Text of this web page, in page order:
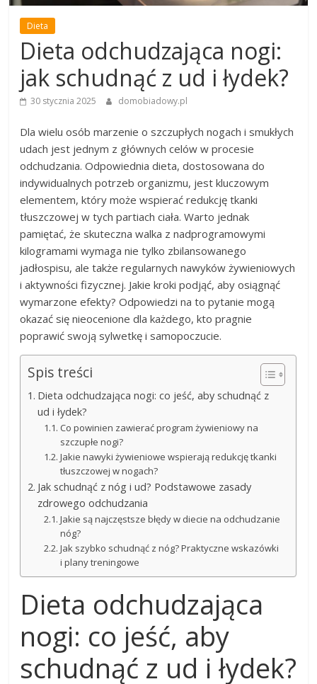
Dieta
Dieta odchudzająca nogi:
jak schudnąć z ud i łydek?
30 stycznia 2025 domobiadowy.pl
Dla wielu osób marzenie o szczupłych nogach i smukłych
udach jest jednym z głównych celów w procesie
odchudzania. Odpowiednia dieta, dostosowana do
indywidualnych potrzeb organizmu, jest kluczowym
elementem, który może wspierać redukcję tkanki
tłuszczowej w tych partiach ciała. Warto jednak
pamiętać, że skuteczna walka z nadprogramowymi
kilogramami wymaga nie tylko zbilansowanego
jadłospisu, ale także regularnych nawyków żywieniowych
i aktywności fizycznej. Jakie kroki podjąć, aby osiągnąć
wymarzone efekty? Odpowiedzi na to pytanie mogą
okazać się nieocenione dla każdego, kto pragnie
poprawić swoją sylwetkę i samopoczucie.
Spis treści
Dieta odchudzająca nogi: co jeść, aby schudnąć z
ud i łydek?
Co powinien zawierać program żywieniowy na
szczupłe nogi?
Jakie nawyki żywieniowe wspierają redukcję tkanki
tłuszczowej w nogach?
Jak schudnąć z nóg i ud? Podstawowe zasady
zdrowego odchudzania
Jakie są najczęstsze błędy w diecie na odchudzanie
nóg?
Jak szybko schudnąć z nóg? Praktyczne wskazówki
i plany treningowe
Dieta odchudzająca
nogi: co jeść, aby
schudnąć z ud i łydek?